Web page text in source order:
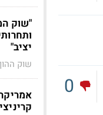
0
"שוק
יציב"
שוק ההון